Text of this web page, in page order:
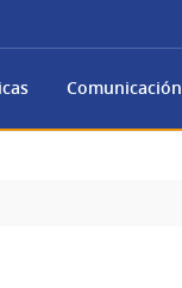
Comunicación